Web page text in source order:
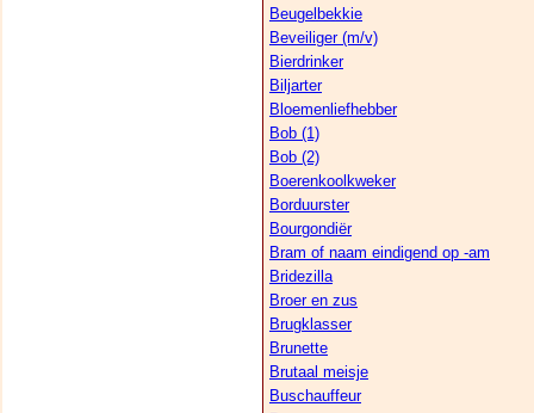
Beugelbekkie
Beveiliger (m/v)
Bierdrinker
Biljarter
Bloemenliefhebber
Bob (1)
Bob (2)
Boerenkoolkweker
Borduurster
Bourgondiër
Bram of naam eindigend op -am
Bridezilla
Broer en zus
Brugklasser
Brunette
Brutaal meisje
Buschauffeur